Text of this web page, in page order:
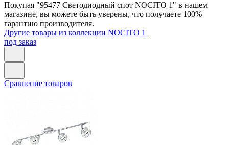
Покупая "95477 Светодиодный спот NOCITO 1" в нашем
магазине, вы можете быть уверены, что получаете 100%
гарантию производителя.
Другие товары из коллекции NOCITO 1
под заказ
Сравнение товаров